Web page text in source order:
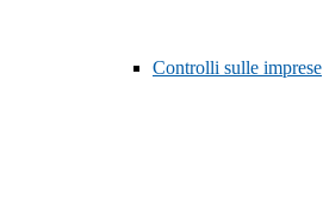
Controlli sulle imprese